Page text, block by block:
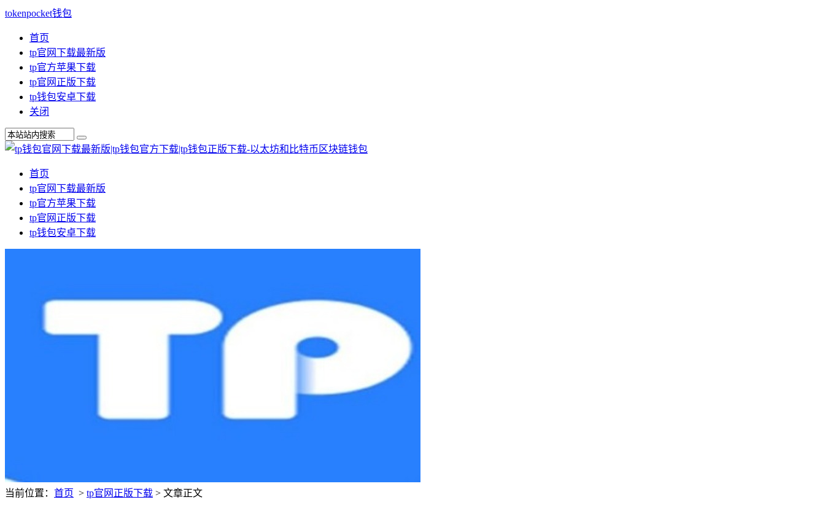
tokenpocket钱包
首页
tp官网下载最新版
tp官方苹果下载
tp官网正版下载
tp钱包安卓下载
关闭
首页
tp官网下载最新版
tp官方苹果下载
tp官网正版下载
tp钱包安卓下载
当前位置： 首页 > tp官网正版下载 > 文章正文